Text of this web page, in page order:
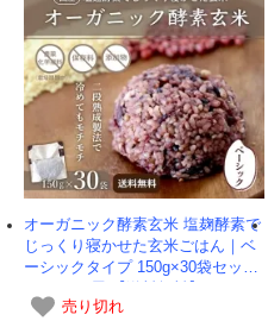
オーガニック酵素玄米 塩麹酵素で
じっくり寝かせた玄米ごはん｜ベ
ーシックタイプ 150g×30袋セット
売り切れ